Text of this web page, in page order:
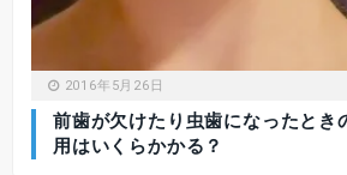
2016年5月26日
前歯が欠けたり虫歯になったとき
用はいくらかかる？